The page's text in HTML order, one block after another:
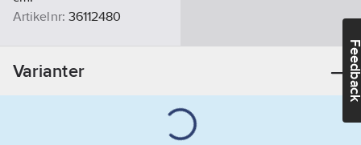
Artikelnr: 36112480
Varianter